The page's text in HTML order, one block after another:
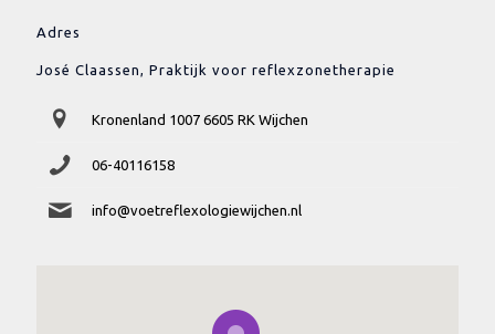
Adres
José Claassen, Praktijk voor reflexzonetherapie
Kronenland 1007 6605 RK Wijchen
06-40116158
info@voetreflexologiewijchen.nl